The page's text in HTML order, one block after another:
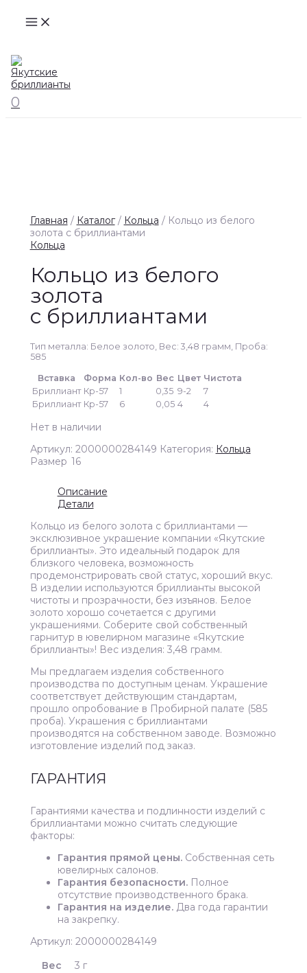
содержимому
0
Главная / Каталог/ Кольца / Кольцо из белого
золота с бриллиантами
Кольца
Кольцо из белого
золота
с бриллиантами
Тип металла: Белое золото, Вес: 3,48 грамм, Проба:
585
Вставка Форма Кол-во Вес Цвет Чистота
Бриллиант Кр-57 1 0,35 9-2
7
Бриллиант Кр-57 6 0,05 4 4
Нет в наличии
Артикул: 2000000284149 Категория: Кольца
Размер 16
Описание
Детали
Кольцо из белого золота с бриллиантами —
эксклюзивное украшение компании «Якутские
бриллианты». Это идеальный подарок для
близкого человека, возможность
продемонстрировать свой статус, хороший вкус.
В изделии используются бриллианты высокой
чистоты и прозрачности, без изъянов. Белое
золото хорошо сочетается с другими
украшениями. Соберите свой собственный
гарнитур в ювелирном магазине «Якутские
бриллианты»! Вес изделия: 3,48 грамм.
Мы предлагаем изделия собственного
производства по доступным ценам. Украшение
соответствует действующим стандартам,
прошло опробование в Пробирной палате (585
проба). Украшения с бриллиантами
производятся на собственном заводе. Возможно
изготовление изделий под заказ.
ГАРАНТИЯ
Гарантиями качества и подлинности изделий с
бриллиантами можно считать следующие
факторы:
Гарантия прямой цены.Собственная сеть
ювелирных салонов.
Гарантия безопасности.Полное
отсутствие производственного брака.
Гарантия на изделие.Два года гарантии
на закрепку.
Артикул: 2000000284149
Вес
3 г